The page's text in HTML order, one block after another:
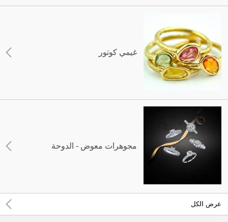
غيمي كوتور
مجوهرات معوض - الدوحة
عرض الكل